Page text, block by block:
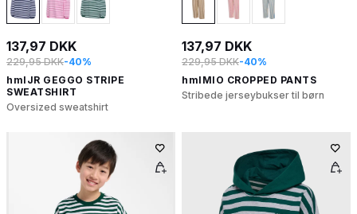
137,97 DKK
229,95 DKK-40%
hmlJR GEGGO STRIPE
SWEATSHIRT
Oversized sweatshirt
137,97 DKK
229,95 DKK-40%
hmlMIO CROPPED PANTS
Stribede jerseybukser til børn